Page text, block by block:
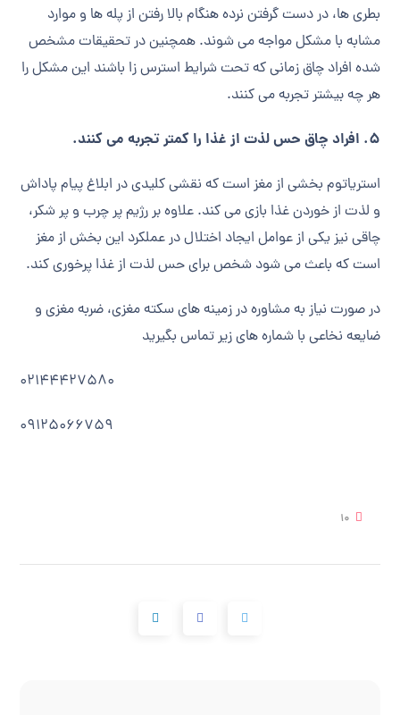
بطری ها، در دست گرفتن نرده هنگام بالا رفتن از پله ها و موارد
مشابه با مشکل مواجه می شوند. همچنین در تحقیقات مشخص
شده افراد چاق زمانی که تحت شرایط استرس زا باشند این مشکل را
هر چه بیشتر تجربه می کنند.
۵. افراد چاق حس لذت از غذا را کمتر تجربه می کنند.
استریاتوم بخشی از مغز است که نقشی کلیدی در ابلاغ پیام پاداش
و لذت از خوردن غذا بازی می کند. علاوه بر رژیم پر چرب و پر شکر،
چاقی نیز یکی از عوامل ایجاد اختلال در عملکرد این بخش از مغز
است که باعث می شود شخص برای حس لذت از غذا پرخوری کند.
در صورت نیاز به مشاوره در زمینه های سکته مغزی، ضربه مغزی و
ضایعه نخاعی با شماره های زیر تماس بگیرید
02144427580
09125066759
10